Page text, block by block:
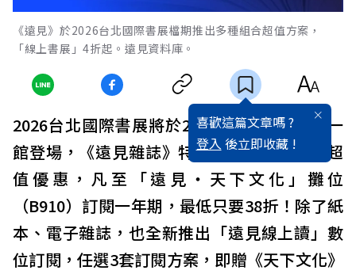
《遠見》於2026台北國際書展檔期推出多種組合超值方案，
「線上書展」4折起。遠見資料庫。
喜歡這篇文章嗎 ?
登入 後立即收藏 !
2026台北國際書展將於2月3日至8日在世貿一
館登場，《遠見雜誌》特別在展場祭出年度超
值優惠，凡至「遠見‧天下文化」攤位
（B910）訂閱一年期，最低只要38折！除了紙
本、電子雜誌，也全新推出「遠見線上讀」數
位訂閱，任選3套訂閱方案，即贈《天下文化》